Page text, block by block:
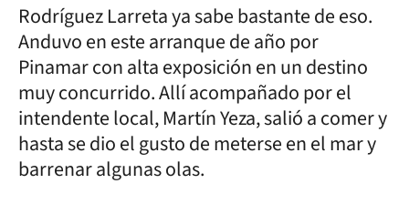
Rodríguez Larreta ya sabe bastante de eso.
Anduvo en este arranque de año por
Pinamar con alta exposición en un destino
muy concurrido. Allí acompañado por el
intendente local, Martín Yeza, salió a comer y
hasta se dio el gusto de meterse en el mar y
barrenar algunas olas.